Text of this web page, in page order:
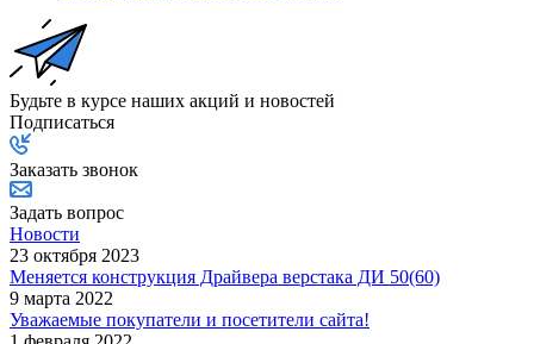
Будьте в курсе наших акций и новостей
Подписаться
Заказать звонок
Задать вопрос
Новости
23 октября 2023
Меняется конструкция Драйвера верстака ДИ 50(60)
9 марта 2022
Уважаемые покупатели и посетители сайта!